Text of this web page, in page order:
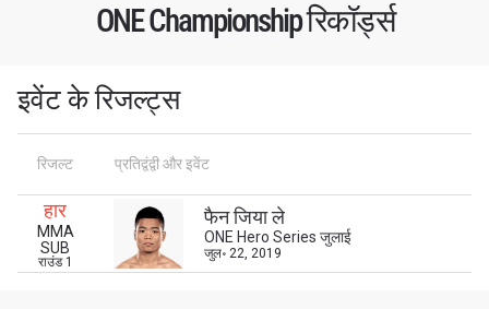
ONE Championship रिकॉर्ड्स
इवेंट के रिजल्ट्स
रिजल्ट प्रतिद्वंद्वी और इवेंट
हार
MMA
SUB
राउंड 1
फैन जिया ले
ONE Hero Series जुलाई
जुल॰ 22, 2019
प्रतिद्वंद्वी
STAY IN THE KNOW
to gain access to latest news, unlock special offers
events.
ईमेल